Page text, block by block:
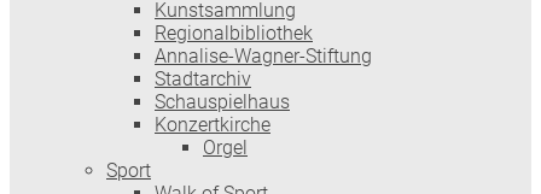
Kunstsammlung
Regionalbibliothek
Annalise-Wagner-Stiftung
Stadtarchiv
Schauspielhaus
Konzertkirche
Orgel
Sport